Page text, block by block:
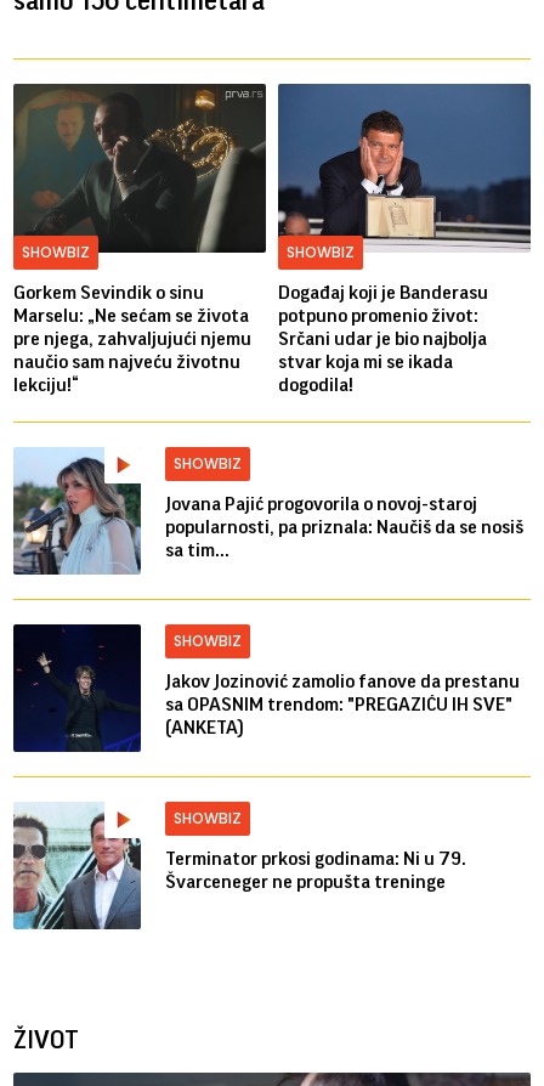
SHOWBIZ
Gorkem Sevindik o sinu
Marselu: „Ne sećam se života
pre njega, zahvaljujući njemu
naučio sam najveću životnu
lekciju!“
SHOWBIZ
Događaj koji je Banderasu
potpuno promenio život:
Srčani udar je bio najbolja
stvar koja mi se ikada
dogodila!
SHOWBIZ
Jovana Pajić progovorila o novoj-staroj
popularnosti, pa priznala: Naučiš da se nosiš
sa tim...
SHOWBIZ
Jakov Jozinović zamolio fanove da prestanu
sa OPASNIM trendom: "PREGAZIĆU IH SVE"
(ANKETA)
SHOWBIZ
Terminator prkosi godinama: Ni u 79.
Švarceneger ne propušta treninge
ŽIVOT